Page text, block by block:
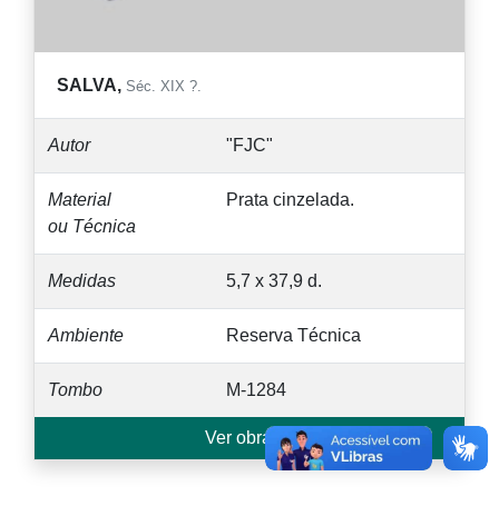
SALVA, Séc. XIX ?.
Autor "FJC"
Material
ou Técnica
Prata cinzelada.
Medidas 5,7 x 37,9 d.
Ambiente Reserva Técnica
Tombo M-1284
Ver obra →